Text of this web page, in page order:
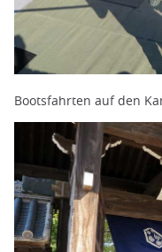
Bootsfahrten auf den